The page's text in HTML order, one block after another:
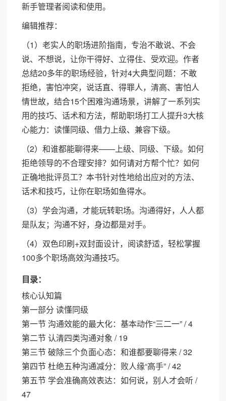
新手管理者阅读和使用。
编辑推荐：
（1）老实人的职场进阶指南，专治不敢说、不会
说、不想说，让你干得好、立得住、受欢迎。作者
总结20多年的职场经验，针对4大典型问题：不敢
拒绝，害怕冲突，说话直、得罪人，清高、害怕人
情世故，结合15个困难沟通场景，讲解了一系列实
用的技巧、话术和方法，帮助职场打工人提升3大核
心能力：读懂同级、借力上级、兼容下级。
（2）和谁都能聊得来——上级、同级、下级。如何
拒绝领导的不合理安排？如何请对方帮个忙？如何
正确地批评员工？本书针对性地给出应对的方法、
话术和技巧，让你在职场如鱼得水。
（3）学会沟通，才能玩转职场。沟通得好，人人都
是队友；沟通不好，身边都是对手。
（4）双色印刷+双封面设计，阅读舒适，轻松掌握
100多个职场高效沟通技巧。
目录：
核心认知篇
第一部分 读懂同级
第一节 沟通效能的最大化：基本动作“三二一” / 4
第二节 认清四类沟通对象 / 19
第三节 破除三个负面心态：和谁都要聊得来 / 32
第四节 杜绝五种沟通减分：败人缘“高手” / 42
第五节 学会准确高效表达：如何说，别人才会听 /
47